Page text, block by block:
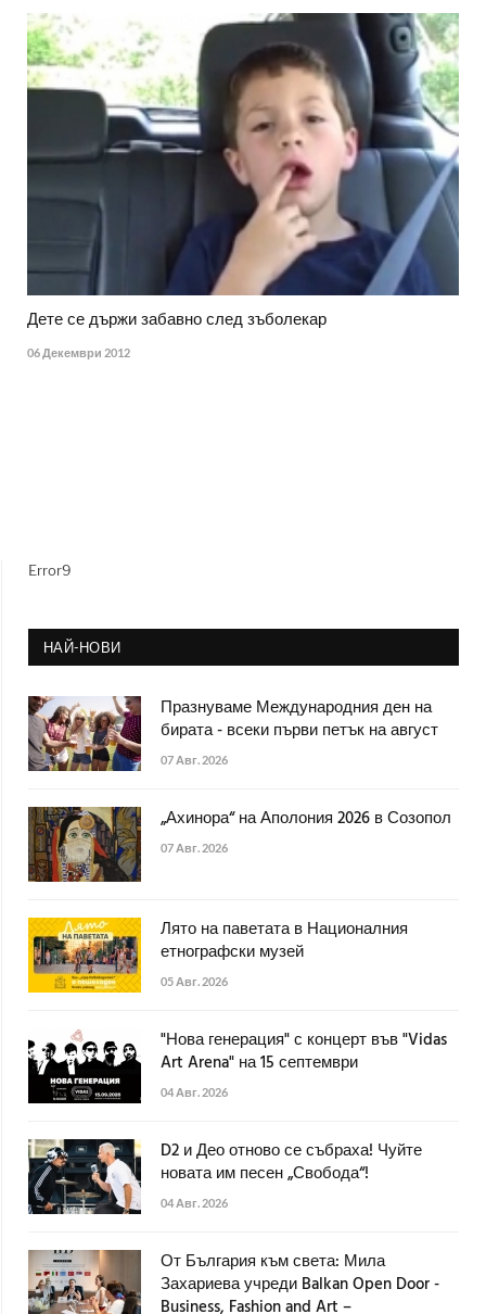
Дете се държи забавно след зъболекар
06 Декември 2012
Error9
НАЙ-НОВИ
Празнуваме Международния ден на
бирата - всеки първи петък на август
07 Авг. 2026
„Ахинора“ на Аполония 2026 в Созопол
07 Авг. 2026
Лято на паветата в Националния
етнографски музей
05 Авг. 2026
"Нова генерация" с концерт във "Vidas
Art Arena" на 15 септември
04 Авг. 2026
D2 и Део отново се събраха! Чуйте
новата им песен „Свобода“!
04 Авг. 2026
От България към света: Мила
Захариева учреди Balkan Open Door -
Business, Fashion and Art –